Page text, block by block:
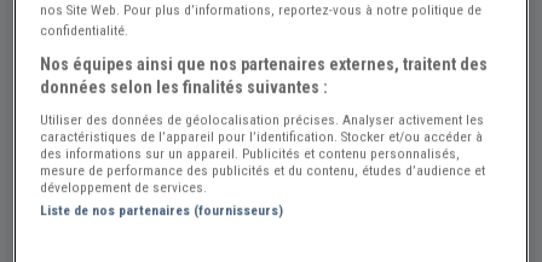
15 000 €
Vendeur Particulier
Vaucluse (84) - MIRABEAU (84120)
Voir sur la carte
Voir le téléphone
nos Site Web. Pour plus d’informations, reportez-vous à notre politique de
confidentialité.
Nos équipes ainsi que nos partenaires externes, traitent des
données selon les finalités suivantes :
Utiliser des données de géolocalisation précises. Analyser activement les
caractéristiques de l’appareil pour l’identification. Stocker et/ou accéder à
des informations sur un appareil. Publicités et contenu personnalisés,
mesure de performance des publicités et du contenu, études d’audience et
développement de services.
Liste de nos partenaires (fournisseurs)